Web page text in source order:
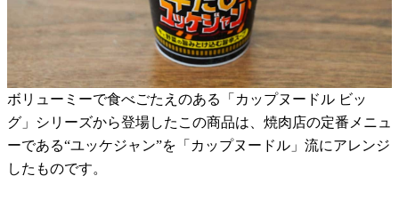
ボリューミーで食べごたえのある「カップヌードル ビッ
グ」シリーズから登場したこの商品は、焼肉店の定番メニュ
ーである“ユッケジャン”を「カップヌードル」流にアレンジ
したものです。